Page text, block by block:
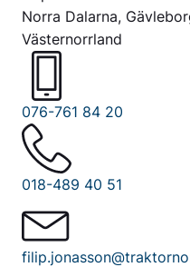
Norra Dalarna,
Västernorrland
076-761 84 20
018-489 40 51